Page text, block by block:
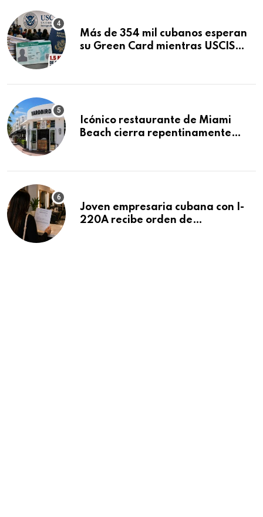
Más de 354 mil cubanos esperan
su Green Card mientras USCIS
Icónico restaurante de Miami
Beach cierra repentinamente
Joven empresaria cubana con I-
220A recibe orden de